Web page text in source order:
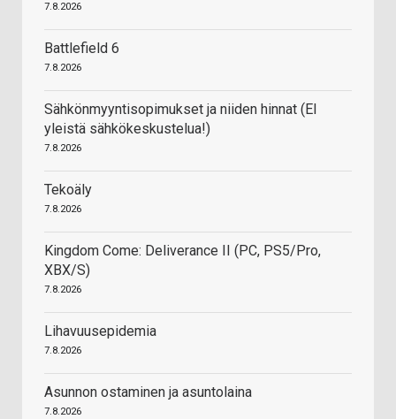
7.8.2026
Battlefield 6
7.8.2026
Sähkönmyyntisopimukset ja niiden hinnat (EI
yleistä sähkökeskustelua!)
7.8.2026
Tekoäly
7.8.2026
Kingdom Come: Deliverance II (PC, PS5/Pro,
XBX/S)
7.8.2026
Lihavuusepidemia
7.8.2026
Asunnon ostaminen ja asuntolaina
7.8.2026